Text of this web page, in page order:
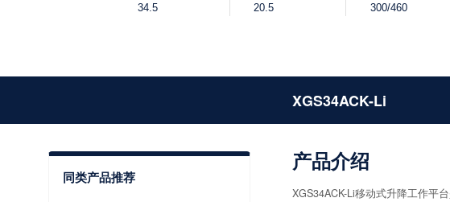
34.5 20.5 300/460
XGS34ACK-Li
同类产品推荐
产品介绍
XGS34ACK-Li移动式升降工作平